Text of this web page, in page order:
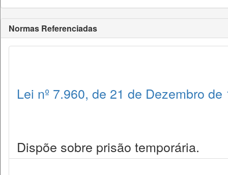
Normas Referenciadas
Lei nº 7.960, de 21 de Dezembro de
Dispõe sobre prisão temporária.